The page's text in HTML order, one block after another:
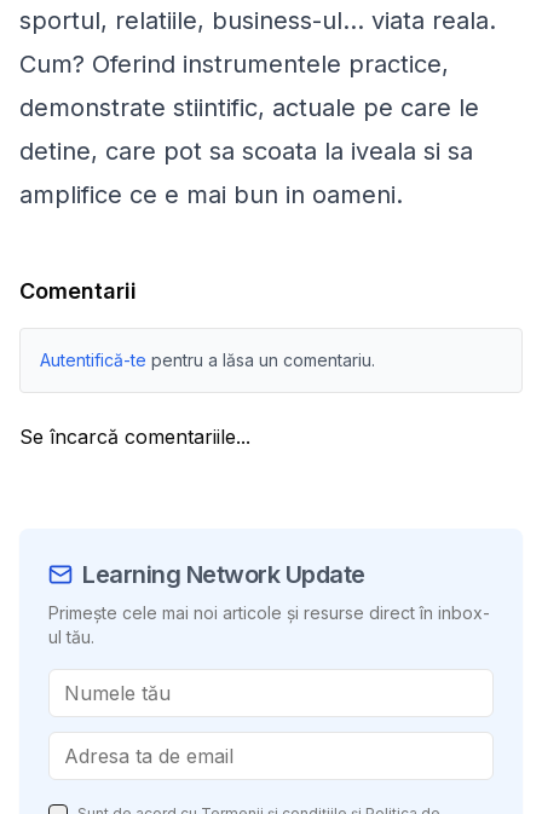
sportul, relatiile, business-ul... viata reala.
Cum? Oferind instrumentele practice,
demonstrate stiintific, actuale pe care le
detine, care pot sa scoata la iveala si sa
amplifice ce e mai bun in oameni.
Comentarii
Autentifică-te pentru a lăsa un comentariu.
Se încarcă comentariile...
Learning Network Update
Primește cele mai noi articole și resurse direct în inbox-
ul tău.